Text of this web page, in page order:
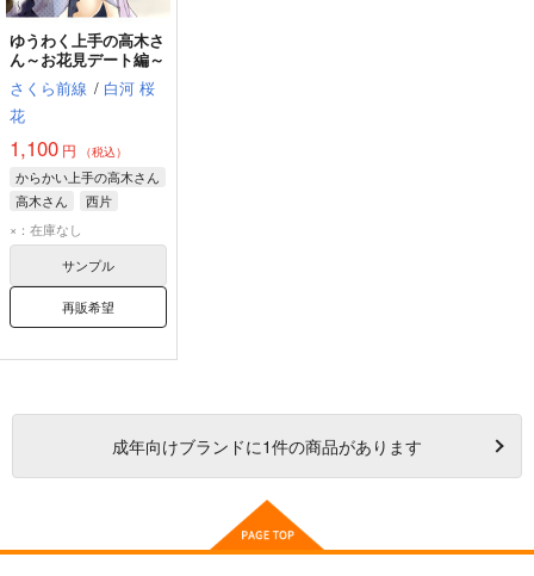
ゆうわく上手の高木さ
ん～お花見デート編～
さくら前線 / 白河 桜
花
1,100 円 （税込）
からかい上手の高木さん
高木さん
西片
真野ちゃん
×：在庫なし
サンプル
再販希望
成年向けブランドに1件の商品があります